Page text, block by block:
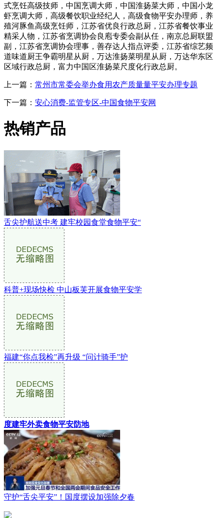
式烹饪高级技师，中国烹调大师，中国淮扬菜大师，中国小龙
虾烹调大师，高级餐饮职业经纪人，高级食物平安办理师，养
殖河豚鱼高级烹饪师，江苏省优良行政总厨，江苏省餐饮事业
精采人物，江苏省烹调协会良庖专委会副从任，南京总厨联盟
副，江苏省烹调协会理事，善存达人指点评委，江苏省综艺频
道味道厨王争霸明星从厨，万达淮扬菜明星从厨，万达华东区
区域行政总厨，富力中国区淮扬菜尺度化行政总厨。
上一篇： 常州市常委会举办食用农产质量量平安办理专题
下一篇： 安心消费-监管专区-中国食物平安网
热销产品
舌尖护航送中考 建牢校园食堂食物平安“
科普+现场快检 中山板芙开展食物平安学
福建“你点我检”再升级 “问计骑手”护
度建牢外卖食物平安防地
守护“舌尖平安”！国度摆设加强除夕春